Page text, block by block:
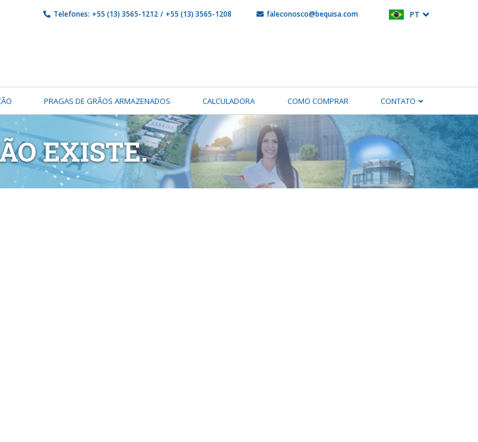
Telefones: +55 (13) 3565-1212 / +55 (13) 3565-1208 faleconosco@bequisa.com PT
PRAGAS DE GRÃOS ARMAZENADOS CALCULADORA COMO COMPRAR CONTATO
EXISTE.